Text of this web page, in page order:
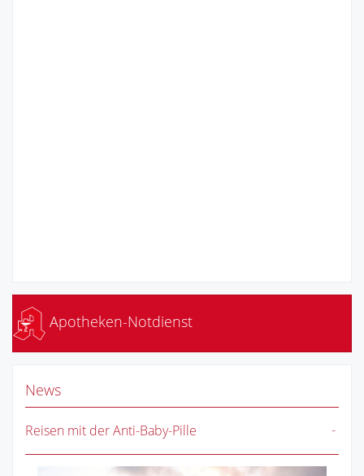
Apotheken-Notdienst
News
Reisen mit der Anti-Baby-Pille